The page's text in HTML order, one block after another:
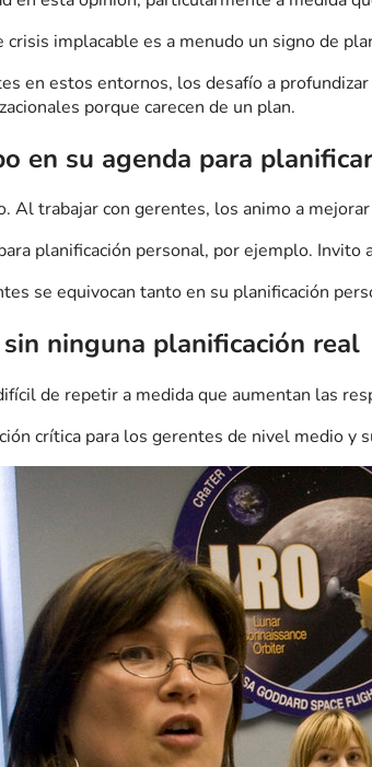
implacable es a menudo un signo de
en estos entornos, los desafío a
porque carecen de un plan.
en su agenda para
Al trabajar con gerentes, los animo a
planificación personal, por ejemplo.
se equivocan tanto en su planificación
ninguna planificación real
de repetir a medida que aumentan las
crítica para los gerentes de nivel medio